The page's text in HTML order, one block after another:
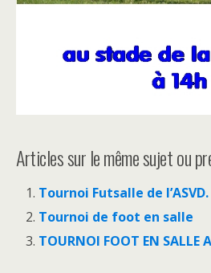
Articles sur le même sujet ou
Tournoi Futsalle de l’ASVD.
Tournoi de foot en salle
TOURNOI FOOT EN SALLE